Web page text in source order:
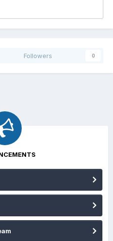
Followers 0